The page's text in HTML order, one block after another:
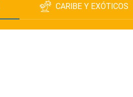
CARIBE Y EXÓTICOS